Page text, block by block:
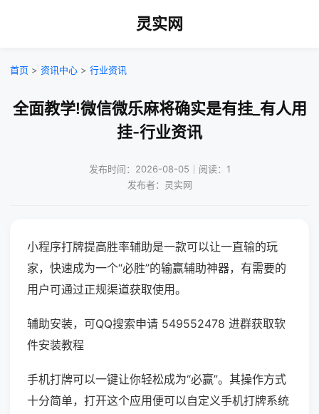
灵实网
首页 > 资讯中心 > 行业资讯
全面教学!微信微乐麻将确实是有挂_有人用
挂-行业资讯
发布时间：2026-08-05｜阅读：1
发布者：灵实网
小程序打牌提高胜率辅助是一款可以让一直输的玩
家，快速成为一个“必胜”的输赢辅助神器，有需要的
用户可通过正规渠道获取使用。
辅助安装，可QQ搜索申请 549552478 进群获取软
件安装教程
手机打牌可以一键让你轻松成为“必赢”。其操作方式
十分简单，打开这个应用便可以自定义手机打牌系统